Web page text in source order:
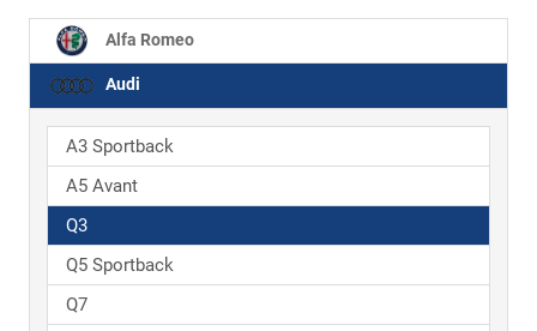
Alfa Romeo
Audi
A3 Sportback
A5 Avant
Q3
Q5 Sportback
Q7